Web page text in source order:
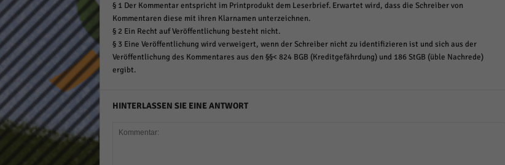
§ 1 Der Kommentar entspricht im Printprodukt dem Leserbrief. Erwartet wird, dass die Schreiber von
Kommentaren diese mit ihren Klarnamen unterzeichnen.
§ 2 Ein Recht auf Veröffentlichung besteht nicht.
§ 3 Eine Veröffentlichung wird verweigert, wenn der Schreiber nicht zu identifizieren ist und sich aus der
Veröffentlichung des Kommentares aus den §§< 824 BGB (Kreditgefährdung) und 186 StGB (üble Nachrede)
ergibt.
HINTERLASSEN SIE EINE ANTWORT